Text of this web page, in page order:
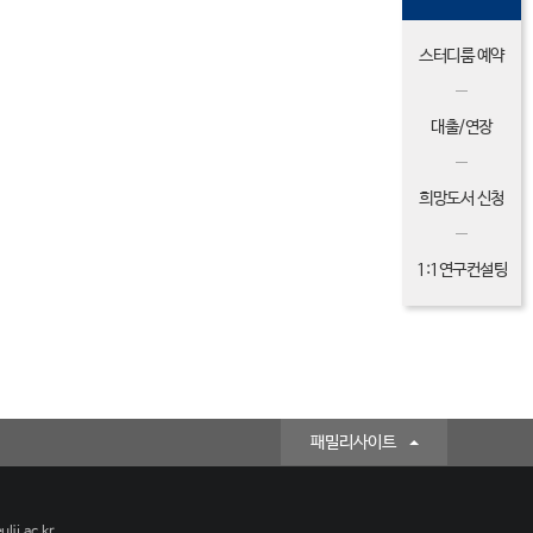
스터디룸 예약
대출/연장
희망도서 신청
1:1연구컨설팅
패밀리사이트